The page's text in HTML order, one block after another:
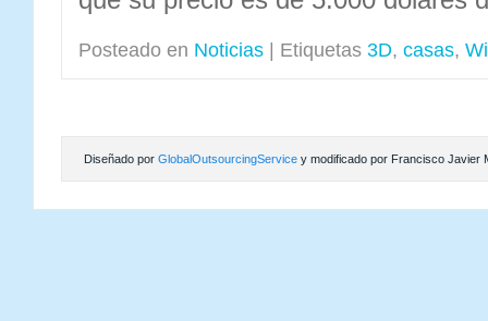
Posteado en Noticias Etiquetas 3D, casas,
Diseñado por GlobalOutsourcingService y modificado por Francisco Javier